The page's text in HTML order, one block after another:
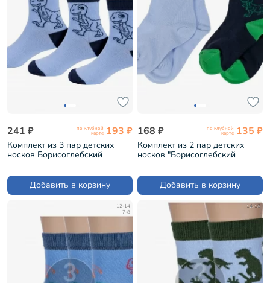
241 ₽ по клубной
карте 193 ₽
Комплект из 3 пар детских
носков Борисоглебский
синим (3-8С740)
Добавить в корзину
168 ₽ по клубной
карте 135 ₽
Комплект из 2 пар детских
носков "Борисоглебский
Добавить в корзину
12-14
7-8
14-16